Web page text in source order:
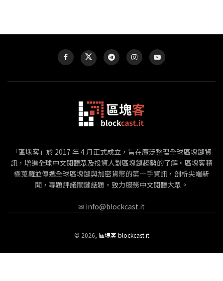
「區塊客」於 2017 年 4 月正式成立，旨在廣泛整理全球區塊鏈資
訊，增進全球中文閱聽眾及投資人對區塊鏈趨勢的了解。區塊客積
極蒐羅並傳遞全球區塊鏈與加密貨幣的第一手資訊，剖析尖端新
聞，專題評議關鍵話題，致力服務中文閱聽大眾。
✉ info@blockcast.it
© 2026, 區塊客 blockcast.it